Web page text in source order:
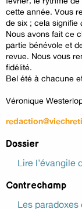
cette année. Vous
de six ; cela signifie
Nous avons fait ce
partie bénévole et
revue. Nous vous
fidélité.
Bel été à chacune
Véronique
Dossier
Lire l’évangile
Contrechamp
Les paradoxes